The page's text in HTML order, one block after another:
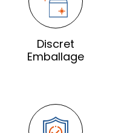
Discret
Emballage